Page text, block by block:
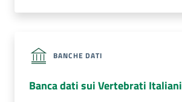
Seguici
BANCHE DATI
Banca dati sui Vertebrati Italiani